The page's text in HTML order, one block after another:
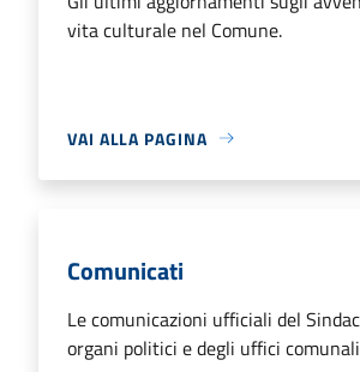
vita culturale nel Comune.
VAI ALLA PAGINA
Comunicati
Le comunicazioni ufficiali del
organi politici e degli uffici